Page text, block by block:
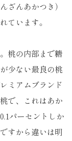
ざんあかつき）
ています。
桃の内部まで糖
少ない最良の桃
ミアムブランド
で、これはあか
パーセントしか
すから違いは明